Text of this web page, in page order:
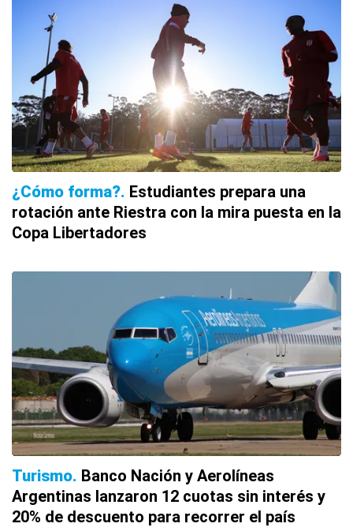
¿Cómo forma? Estudiantes prepara una
rotación ante Riestra con la mira puesta en la
Copa Libertadores
Turismo Banco Nación y Aerolíneas
Argentinas lanzaron 12 cuotas sin interés y
20% de descuento para recorrer el país